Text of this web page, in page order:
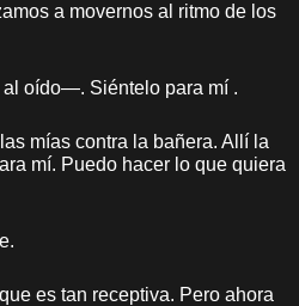
a movernos al ritmo de los
oído—. Siéntelo para mí .
mías contra la bañera. Allí la
mí. Puedo hacer lo que quiera
es tan receptiva. Pero ahora